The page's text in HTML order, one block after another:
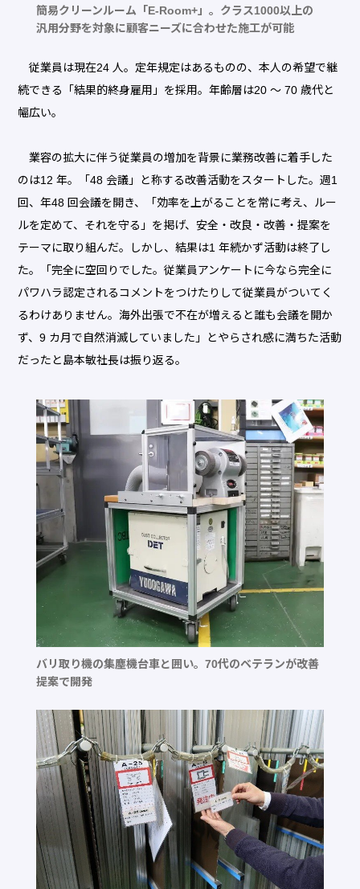
簡易クリーンルーム「E-Room+」。クラス1000以上の
汎用分野を対象に顧客ニーズに合わせた施工が可能
従業員は現在24 人。定年規定はあるものの、本人の希望で継
続できる「結果的終身雇用」を採用。年齢層は20 ～ 70 歳代と
幅広い。
業容の拡大に伴う従業員の増加を背景に業務改善に着手した
のは12 年。「48 会議」と称する改善活動をスタートした。週1
回、年48 回会議を開き、「効率を上がることを常に考え、ルー
ルを定めて、それを守る」を掲げ、安全・改良・改善・提案を
テーマに取り組んだ。しかし、結果は1 年続かず活動は終了し
た。「完全に空回りでした。従業員アンケートに今なら完全に
パワハラ認定されるコメントをつけたりして従業員がついてく
るわけありません。海外出張で不在が増えると誰も会議を開か
ず、9 カ月で自然消滅していました」とやらされ感に満ちた活動
だったと島本敏社長は振り返る。
バリ取り機の集塵機台車と囲い。70代のベテランが改善
提案で開発